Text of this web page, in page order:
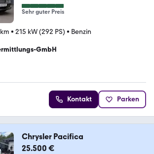
Sehr guter Preis
• 215 kW (292 PS) • Benzin
GmbH
Kontakt Parken
Chrysler Pacifica
25.500 €